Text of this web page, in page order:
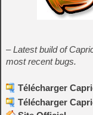
– Latest build of
most recent bugs.
Télécharger
Télécharger